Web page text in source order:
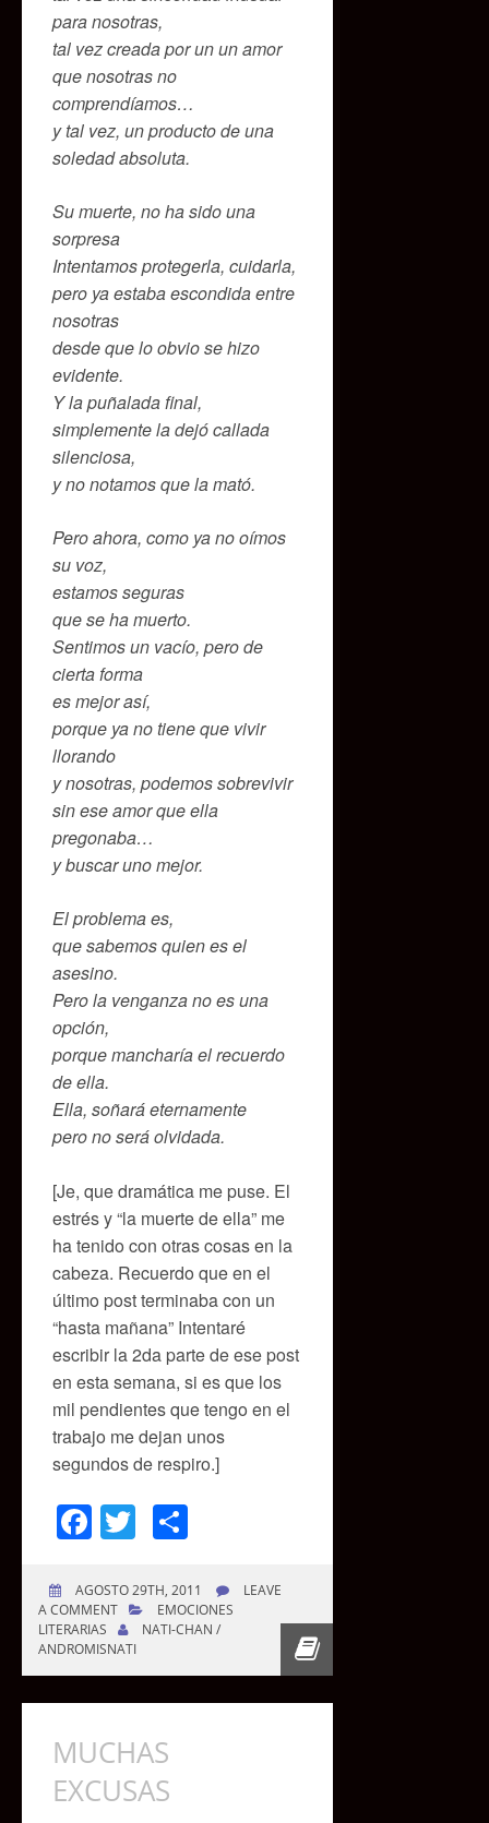
para nosotras,
tal vez creada por un un amor
que nosotras no
comprendíamos…
y tal vez, un producto de una
soledad absoluta.
Su muerte, no ha sido una
sorpresa
Intentamos protegerla, cuidarla,
pero ya estaba escondida entre
nosotras
desde que lo obvio se hizo
evidente.
Y la puñalada final,
simplemente la dejó callada
silenciosa,
y no notamos que la mató.
Pero ahora, como ya no oímos
su voz,
estamos seguras
que se ha muerto.
Sentimos un vacío, pero de
cierta forma
es mejor así,
porque ya no tiene que vivir
llorando
y nosotras, podemos sobrevivir
sin ese amor que ella
pregonaba…
y buscar uno mejor.
El problema es,
que sabemos quien es el
asesino.
Pero la venganza no es una
opción,
porque mancharía el recuerdo
de ella.
Ella, soñará eternamente
pero no será olvidada.
[Je, que dramática me puse. El
estrés y “la muerte de ella” me
ha tenido con otras cosas en la
cabeza. Recuerdo que en el
último post terminaba con un
“hasta mañana” Intentaré
escribir la 2da parte de ese post
en esta semana, si es que los
mil pendientes que tengo en el
trabajo me dejan unos
segundos de respiro.]
Facebook
Twitter
AGOSTO 29TH, 2011
LEAVE
A COMMENT
EMOCIONES
LITERARIAS
NATI-CHAN /
ANDROMISNATI
MUCHAS
EXCUSAS